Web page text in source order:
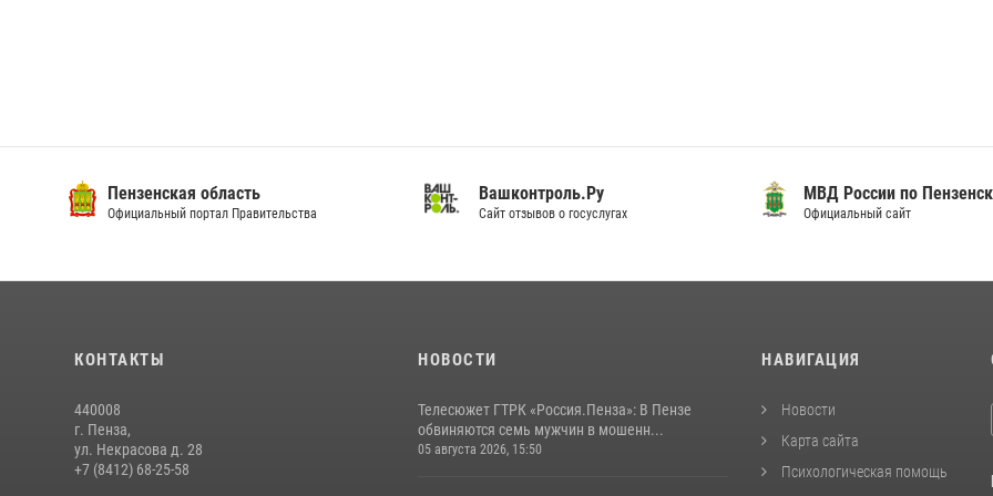
Пензенская область
Официальный портал Правительства
Вашконтроль.Ру
Сайт отзывов о госуслугах
МВД России по
Официальный сайт
КОНТАКТЫ
440008
г. Пенза,
ул. Некрасова д. 28
+7 (8412) 68-25-58
НОВОСТИ
Телесюжет ГТРК «Россия.Пенза»: В Пензе
обвиняются семь мужчин в мошенн...
05 августа 2026, 15:50
НАВИГАЦИЯ
Новости
Карта сайта
Психологическая помощь